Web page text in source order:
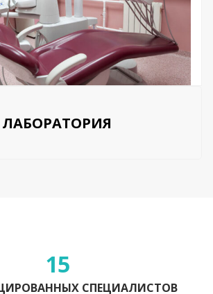
ЛАБОРАТОРИЯ
15
СПЕЦИАЛИСТОВ